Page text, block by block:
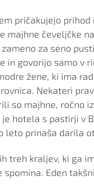
pričakujejo
majhne čeveljčke
za seno
in govorijo samo v
žene, ki ima
Nekateri
so majhne, ročno
hotela s pastirji v
leto prinaša darila
treh kraljev, ki ga
Eden